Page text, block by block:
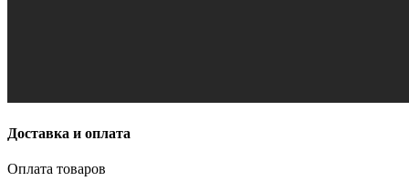
Доставка и оплата
Оплата товаров